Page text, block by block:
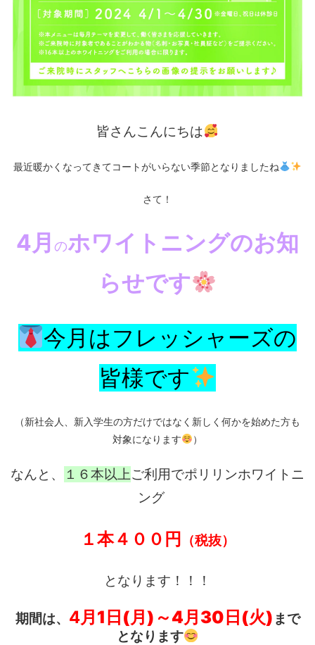
皆さんこ んにちは
最近暖かくなってきてコートがいらない季節となりましたね
さて！
4月 のホワイトニングのお知
らせです
今月はフレッシャーズの
皆様です
（新社会人、新入学生の方だけではなく新しく何かを始めた方も
対象になります
）
なんと、 １６本以上ご利用でポリリンホワイトニ
ング
１本４００円 （税抜）
となります！！！
期間は、 4月1日(月)～4月30日(火) まで
となります